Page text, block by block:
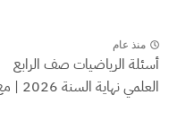
منذ عام
أسئلة الرياضيات صف الرابع
العلمي نهاية السنة 2026 | مع...